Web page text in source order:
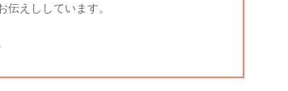
えししています。